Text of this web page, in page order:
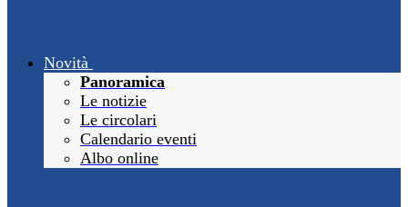
Novità
Panoramica
Le notizie
Le circolari
Calendario eventi
Albo online